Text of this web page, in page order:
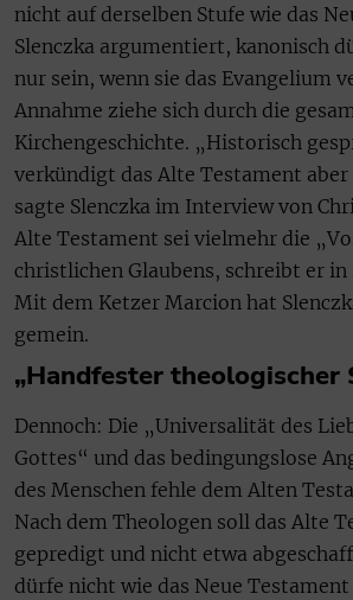
nicht auf derselben Stufe wie das
Slenczka argumentiert, kanonisch
nur sein, wenn sie das Evangelium
Annahme ziehe sich durch die
Kirchengeschichte. „Historisch
verkündigt das Alte Testament aber
sagte Slenczka im Interview von
Alte Testament sei vielmehr die
christlichen Glaubens, schreibt er in
Mit dem Ketzer Marcion hat
gemein.
„Handfester theologischer
Dennoch: Die „Universalität des
Gottes“ und das bedingungslose
des Menschen fehle dem Alten
Nach dem Theologen soll das Alte
gepredigt und nicht etwa
dürfe nicht wie das Neue